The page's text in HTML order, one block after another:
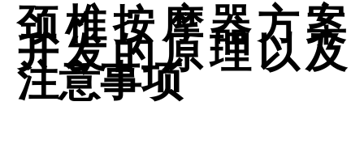
颈椎按摩器方案
开发的原理以及
注意事项